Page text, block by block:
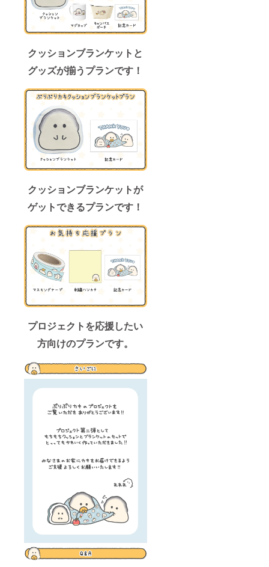
クッションブランケットと
グッズが揃うプランです！
クッションブランケットが
ゲットできるプランです！
プロジェクトを応援したい
方向けのプランです。